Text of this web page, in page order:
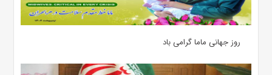
روز جهانی ماما گرامی باد